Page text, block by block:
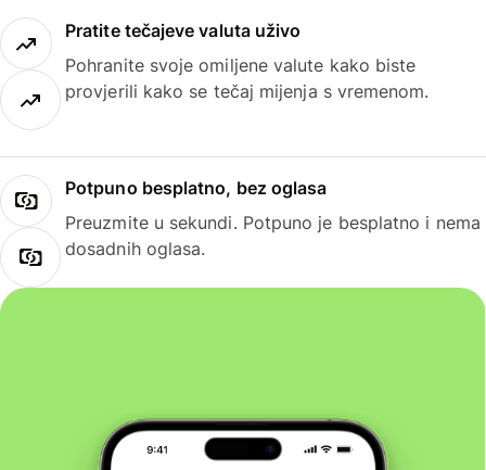
Pratite tečajeve valuta uživo
Pohranite svoje omiljene valute kako biste
provjerili kako se tečaj mijenja s vremenom.
Potpuno besplatno, bez oglasa
Preuzmite u sekundi. Potpuno je besplatno i nema
dosadnih oglasa.